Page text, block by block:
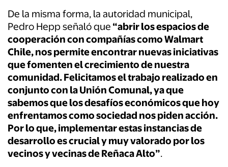
De la misma forma, la autoridad municipal,
Pedro Hepp señaló que “abrir los espacios de
cooperación con compañías como Walmart
Chile, nos permite encontrar nuevas iniciativas
que fomenten el crecimiento de nuestra
comunidad. Felicitamos el trabajo realizado en
conjunto con la Unión Comunal, ya que
sabemos que los desafíos económicos que hoy
enfrentamos como sociedad nos piden acción.
Por lo que, implementar estas instancias de
desarrollo es crucial y muy valorado por los
vecinos y vecinas de Reñaca Alto”.